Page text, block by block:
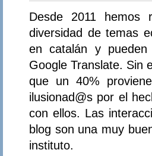
Desde 2011 hemos
diversidad de temas
en catalán y
Google Translate. Sin
que un 40%
ilusionad@s por el
con ellos. Las
blog son una muy
instituto.